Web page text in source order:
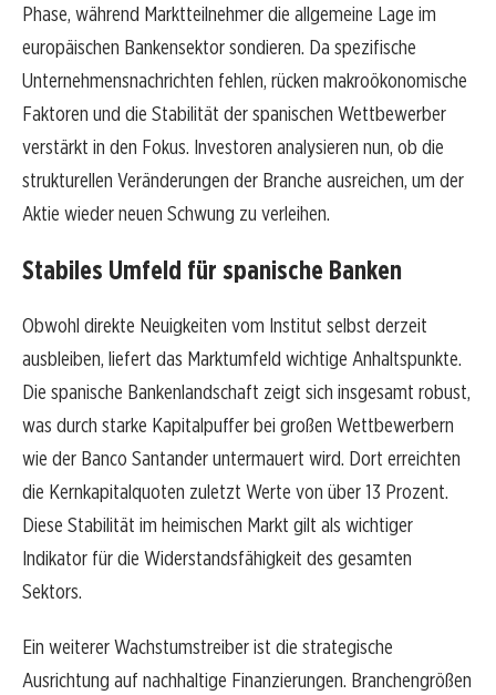
Phase, während Marktteilnehmer die allgemeine Lage im
europäischen Bankensektor sondieren. Da spezifische
Unternehmensnachrichten fehlen, rücken makroökonomische
Faktoren und die Stabilität der spanischen Wettbewerber
verstärkt in den Fokus. Investoren analysieren nun, ob die
strukturellen Veränderungen der Branche ausreichen, um der
Aktie wieder neuen Schwung zu verleihen.
Stabiles Umfeld für spanische Banken
Obwohl direkte Neuigkeiten vom Institut selbst derzeit
ausbleiben, liefert das Marktumfeld wichtige Anhaltspunkte.
Die spanische Bankenlandschaft zeigt sich insgesamt robust,
was durch starke Kapitalpuffer bei großen Wettbewerbern
wie der Banco Santander untermauert wird. Dort erreichten
die Kernkapitalquoten zuletzt Werte von über 13 Prozent.
Diese Stabilität im heimischen Markt gilt als wichtiger
Indikator für die Widerstandsfähigkeit des gesamten
Sektors.
Ein weiterer Wachstumstreiber ist die strategische
Ausrichtung auf nachhaltige Finanzierungen. Branchengrößen